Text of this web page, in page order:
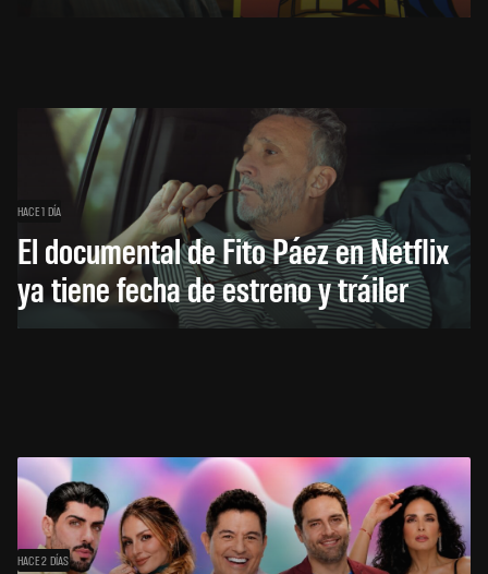
HACE 1 DÍA
El documental de Fito Páez en Netflix
ya tiene fecha de estreno y tráiler
HACE 2 DÍAS